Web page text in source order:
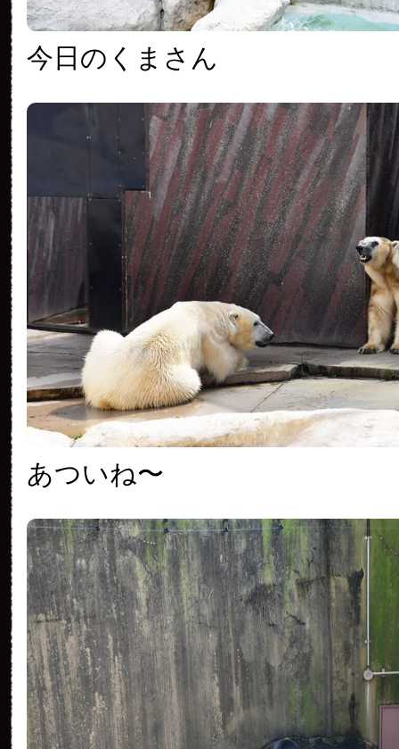
今日のくまさん
あついね〜